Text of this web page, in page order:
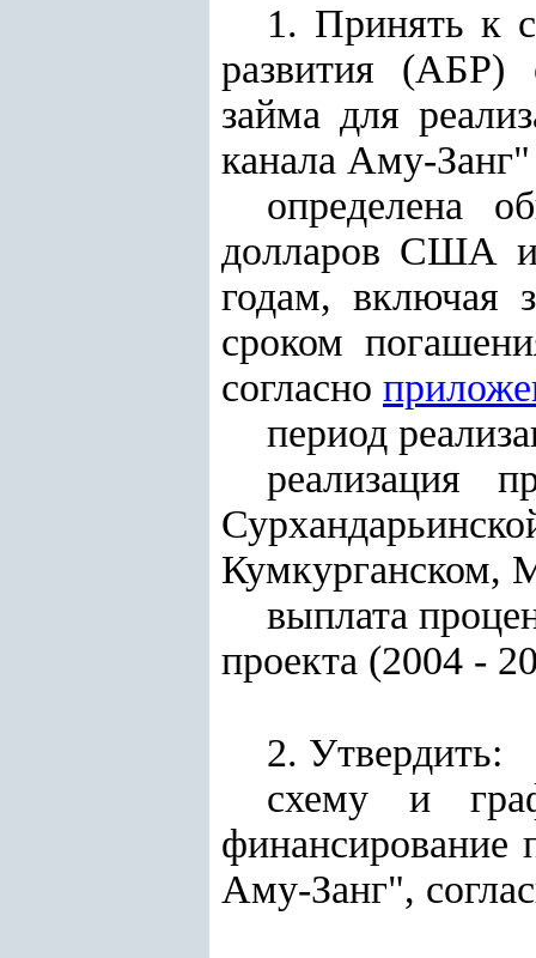
1. Принять к
развития (АБР)
займа для
канала Аму-Занг"
определена
долларов США и
годам,
сроком
согласно
период
реализация
Кумкурганском,
выплата
проекта (2004 -
2. Утвердить:
схему и
финансирование
Аму-Занг",